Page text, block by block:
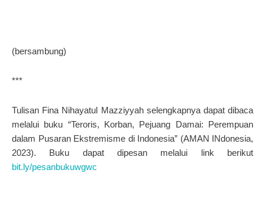
(bersambung)
***
Tulisan Fina Nihayatul Mazziyyahselengkapnya dapat dibaca
melalui buku “Teroris, Korban, Pejuang Damai: Perempuan
dalam Pusaran Ekstremisme di Indonesia” (AMAN INdonesia,
2023). Buku dapat dipesan melalui link berikut
bit.ly/pesanbukuwgwc